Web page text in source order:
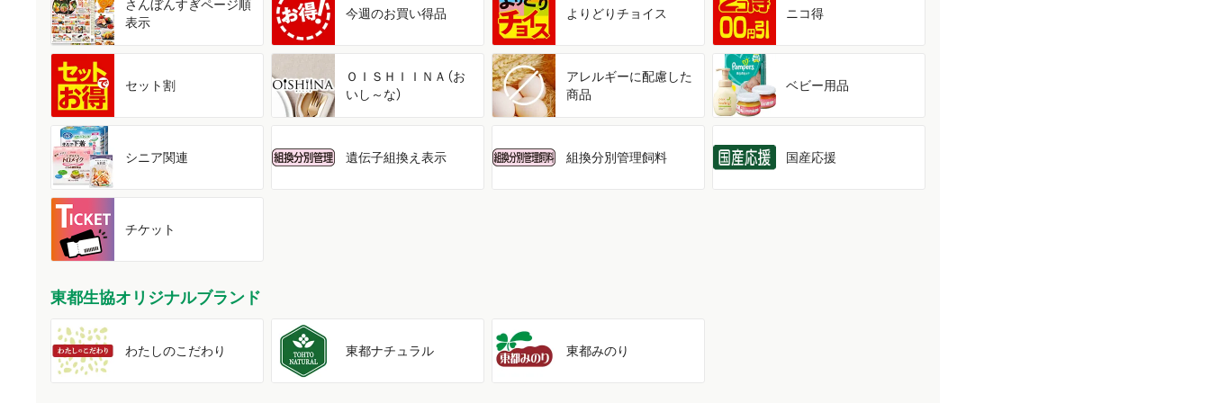
さんぼんすぎページ順
表示
今週のお買い得品 よりどりチョイス ニコ得
セット割
ＯＩＳＨＩＩＮＡ（お
いし～な）
アレルギーに配慮した
商品
ベビー用品
シニア関連 遺伝子組換え表示 組換分別管理飼料 国産応援
チケット
東都生協オリジナルブランド
わたしのこだわり 東都ナチュラル 東都みのり